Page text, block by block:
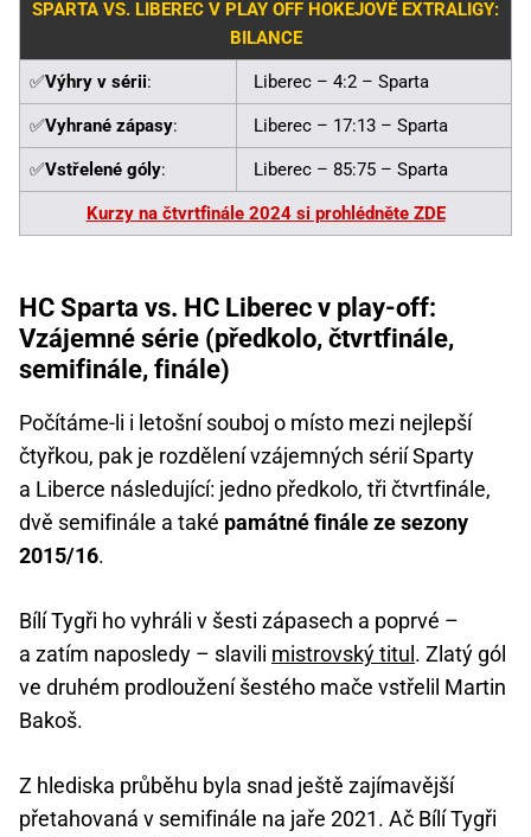
SPARTA VS. LIBEREC V PLAY OFF HOKEJOVÉ EXTRALIGY:
BILANCE
✅Výhry v sérii: Liberec – 4:2 – Sparta
✅Vyhrané zápasy: Liberec – 17:13 – Sparta
✅Vstřelené góly: Liberec – 85:75 – Sparta
Kurzy na čtvrtfinále 2024 si prohlédněte ZDE
HC Sparta vs. HC Liberec v play-off:
Vzájemné série (předkolo, čtvrtfinále,
semifinále, finále)
Počítáme-li i letošní souboj o místo mezi nejlepší
čtyřkou, pak je rozdělení vzájemných sérií Sparty
a Liberce následující: jedno předkolo, tři čtvrtfinále,
dvě semifinále a také památné finále ze sezony
2015/16.
Bílí Tygři ho vyhráli v šesti zápasech a poprvé –
a zatím naposledy – slavili mistrovský titul . Zlatý gól
ve druhém prodloužení šestého mače vstřelil Martin
Bakoš.
Z hlediska průběhu byla snad ještě zajímavější
přetahovaná v semifinále na jaře 2021. Ač Bílí Tygři